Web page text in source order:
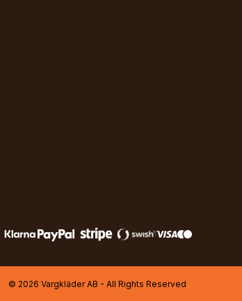
© 2026 Vargkläder AB - All Rights Reserved